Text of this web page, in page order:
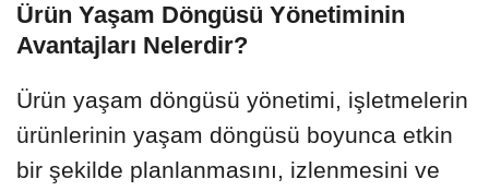
Ürün Yaşam Döngüsü Yönetiminin
Avantajları Nelerdir?
Ürün yaşam döngüsü yönetimi, işletmelerin
ürünlerinin yaşam döngüsü boyunca etkin
bir şekilde planlanmasını, izlenmesini ve